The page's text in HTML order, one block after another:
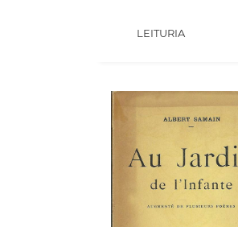
LEITURIA(CURRENT)